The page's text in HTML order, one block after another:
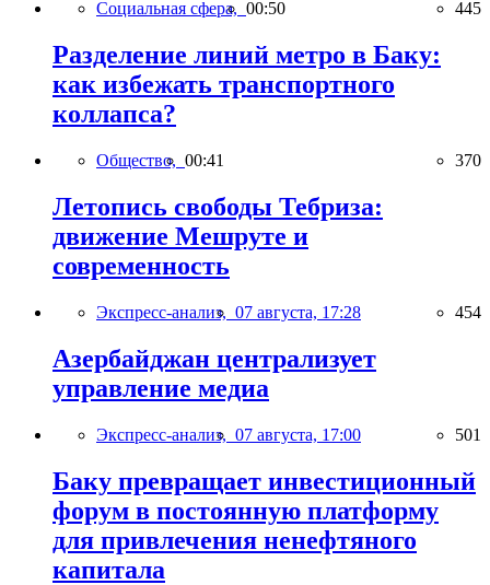
Социальная сфера, 00:50 445
Разделение линий метро в Баку:
как избежать транспортного
коллапса?
Общество, 00:41 370
Летопись свободы Тебриза:
движение Мешруте и
современность
Экспресс-анализ, 07 августа, 17:28 454
Азербайджан централизует
управление медиа
Экспресс-анализ, 07 августа, 17:00 501
Баку превращает инвестиционный
форум в постоянную платформу
для привлечения ненефтяного
капитала